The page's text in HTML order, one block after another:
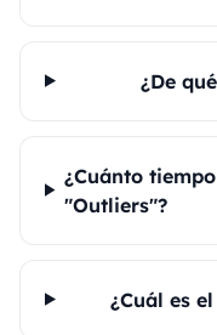
¿De
¿Cuánto
"Outliers"?
¿Cuál es